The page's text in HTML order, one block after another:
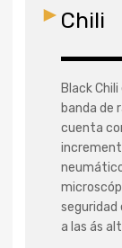
Chili
Black
banda de
cuenta
seguridad
a las ás